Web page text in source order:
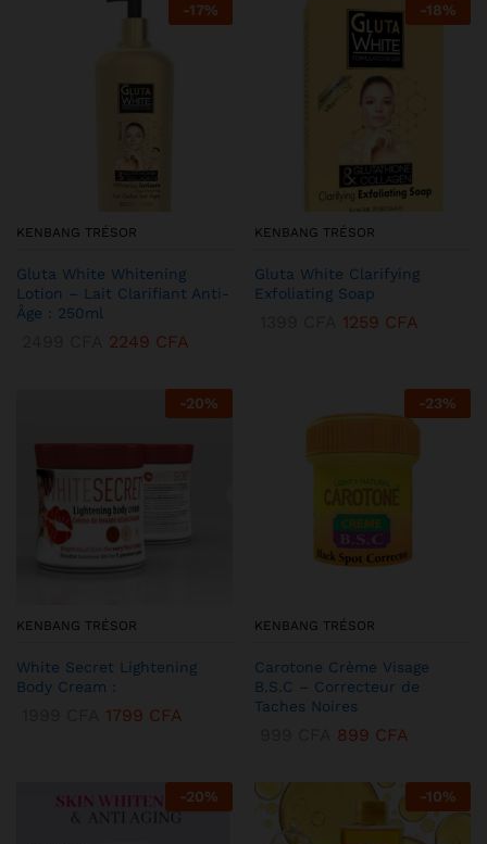
-17%
KENBANG TRÉSOR
Gluta White Whitening
Lotion – Lait Clarifiant Anti-
Âge : 250ml
2249 CFA
-18%
KENBANG TRÉSOR
Gluta White Clarifying
Exfoliating Soap
1259 CFA
-20%
KENBANG TRÉSOR
White Secret Lightening
Body Cream :
1799 CFA
-23%
KENBANG TRÉSOR
Carotone Crème Visage
B.S.C – Correcteur de
Taches Noires
899 CFA
-20% -10%